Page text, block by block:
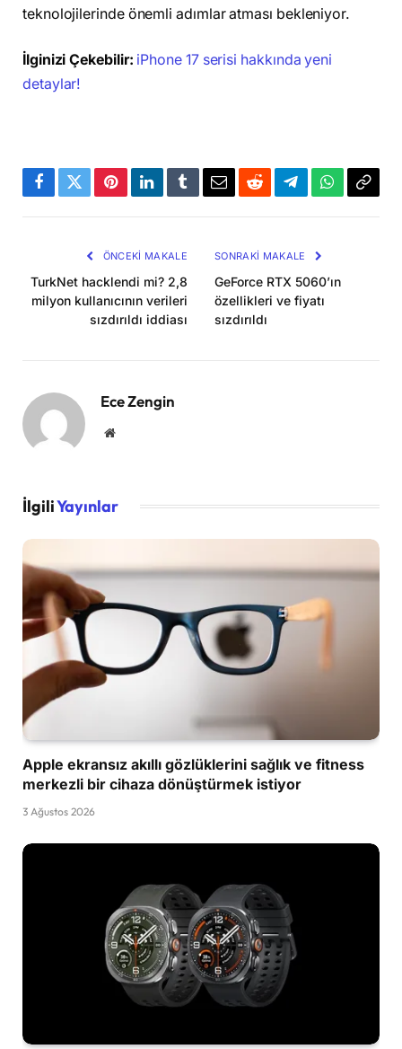
teknolojilerinde önemli adımlar atması bekleniyor.
İlginizi Çekebilir: iPhone 17 serisi hakkında yeni
detaylar!
Facebook
TwitterPinterestLinkedInTumblrEmailRedditTelegramWhatsApp
ÖNCEKI MAKALE
TurkNet hacklendi mi? 2,8
milyon kullanıcının verileri
sızdırıldı iddiası
SONRAKI MAKALE
GeForce RTX 5060’ın
özellikleri ve fiyatı
sızdırıldı
Ece Zengin
Website
İlgiliYayınlar
Apple ekransız akıllı gözlüklerini sağlık ve fitness
merkezli bir cihaza dönüştürmek istiyor
3 Ağustos 2026